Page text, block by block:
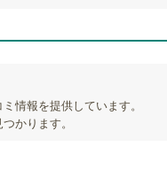
情報を提供しています。
かります。